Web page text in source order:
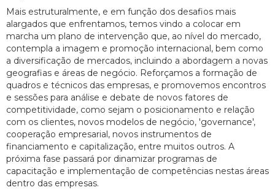
Mais estruturalmente, e em função dos desafios mais
alargados que enfrentamos, temos vindo a colocar em
marcha um plano de intervenção que, ao nível do mercado,
contempla a imagem e promoção internacional, bem como
a diversificação de mercados, incluindo a abordagem a novas
geografias e áreas de negócio. Reforçamos a formação de
quadros e técnicos das empresas, e promovemos encontros
e sessões para análise e debate de novos fatores de
competitividade, como sejam o posicionamento e relação
com os clientes, novos modelos de negócio, 'governance',
cooperação empresarial, novos instrumentos de
financiamento e capitalização, entre muitos outros. A
próxima fase passará por dinamizar programas de
capacitação e implementação de competências nestas áreas
dentro das empresas.